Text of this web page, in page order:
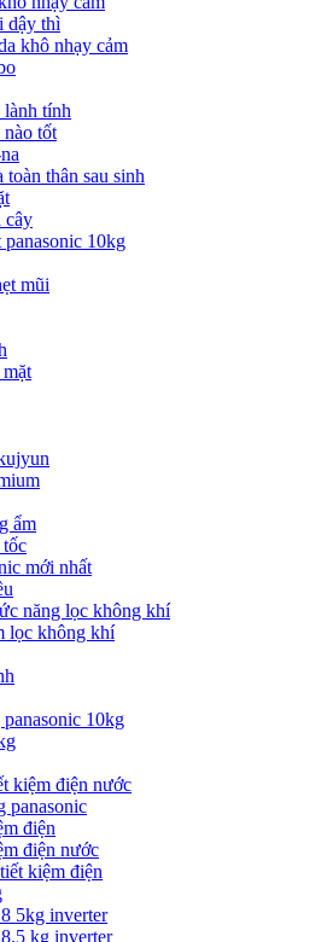
dậy thì
khô nhạy cảm
lành tính
nào tốt
thân sau sinh
cây
10kg
mũi
ẩm
tốc
mới nhất
năng lọc không khí
lọc không khí
10kg
kiệm điện nước
panasonic
điện
điện nước
kiệm điện
5kg inverter
kg inverter